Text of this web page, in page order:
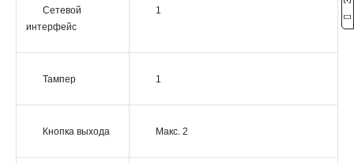
Сетевой
интерфейс
1
Тампер 1
Кнопка выхода Макс. 2